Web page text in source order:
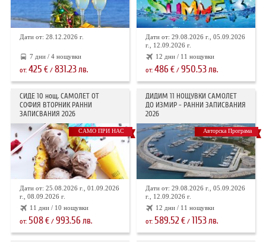
Дати от: 28.12.2026 г.
7 дни / 4 нощувки
от: 425 €/ 831.23лв.
Дати от: 29.08.2026 г., 05.09.2026
г., 12.09.2026 г.
12 дни / 11 нощувки
от:486€ /950.53лв.
СИДЕ 10 нощ. САМОЛЕТ ОТ
СОФИЯ ВТОРНИК РАННИ
ЗАПИСВАНИЯ 2026
САМО ПРИ НАС
Дати от: 25.08.2026 г., 01.09.2026
г., 08.09.2026 г.
11 дни / 10 нощувки
от: 508€/ 993.56лв.
ДИДИМ 11 НОЩУВКИ САМОЛЕТ
ДО ИЗМИР - РАННИ ЗАПИСВАНИЯ
2026
Авторска Програма
Дати от: 29.08.2026 г., 05.09.2026
г., 12.09.2026 г.
12 дни / 11 нощувки
от:589.52€ / 1153лв.